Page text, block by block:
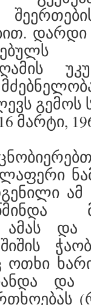
გემოს
მარტი,
ამ
ამას და
ოთხი